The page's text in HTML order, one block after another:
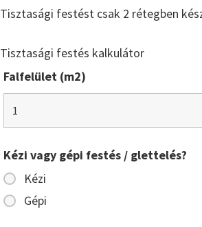
Tisztasági festést csak 2 rétegben
Tisztasági festés kalkulátor
Falfelület (m2)
Kézi vagy gépi festés / glettelés?
Kézi
Gépi